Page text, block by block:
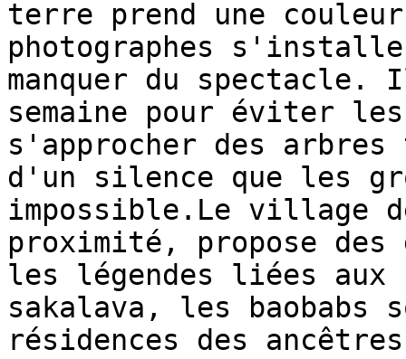
terre prend une
photographes
manquer du
semaine pour éviter
s'approcher des
d'un silence que les
impossible.Le village
proximité, propose
les légendes liées
sakalava, les baobabs
résidences des